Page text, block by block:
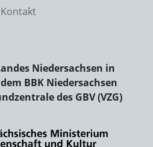
Kontakt
Niedersachsen in
BBK Niedersachsen
des GBV (VZG)